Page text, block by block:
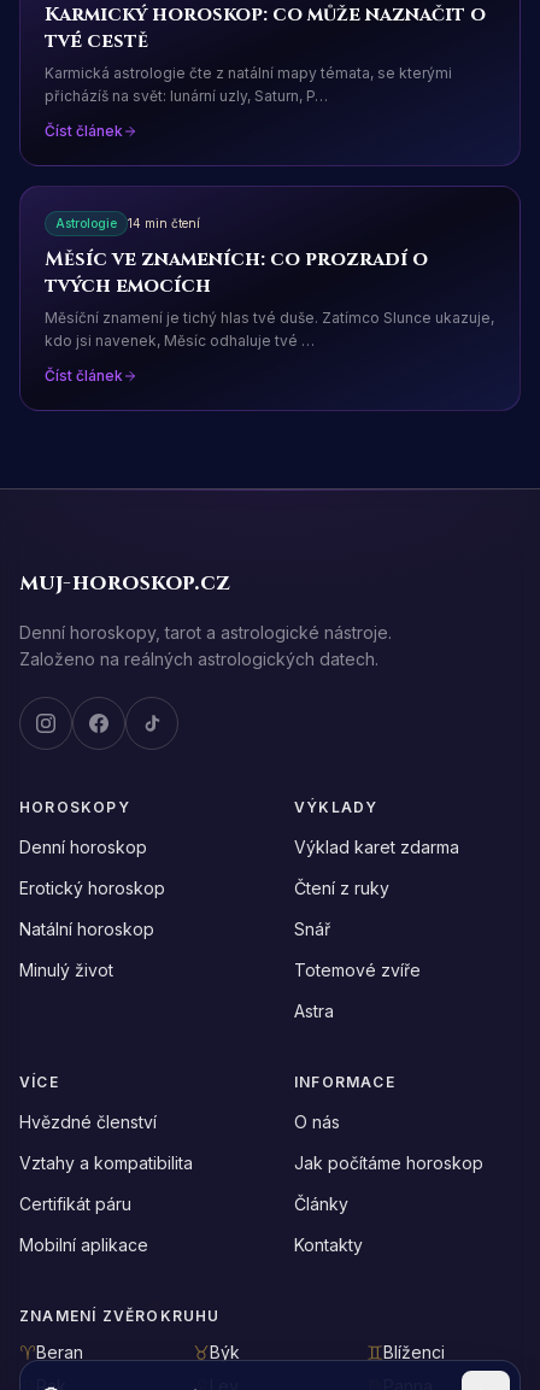
Karmický horoskop: co může naznačit o
tvé cestě
Karmická astrologie čte z natální mapy témata, se kterými
přicházíš na svět: lunární uzly, Saturn, P…
Číst článek
Astrologie 14 min čtení
Měsíc ve znameních: co prozradí o
tvých emocích
Měsíční znamení je tichý hlas tvé duše. Zatímco Slunce ukazuje,
kdo jsi navenek, Měsíc odhaluje tvé …
Číst článek
muj-horoskop.cz
Denní horoskopy, tarot a astrologické nástroje.
Založeno na reálných astrologických datech.
HOROSKOPY
Denní horoskop
Erotický horoskop
Natální horoskop
Minulý život
VÝKLADY
Výklad karet zdarma
Čtení z ruky
Snář
Totemové zvíře
Astra
VÍCE
Hvězdné členství
Vztahy a kompatibilita
Certifikát páru
Mobilní aplikace
INFORMACE
O nás
Jak počítáme horoskop
Články
Kontakty
ZNAMENÍ ZVĚROKRUHU
Beran Býk
Blíženci